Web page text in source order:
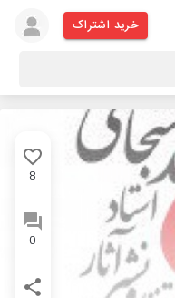
خرید اشتراک
8
0